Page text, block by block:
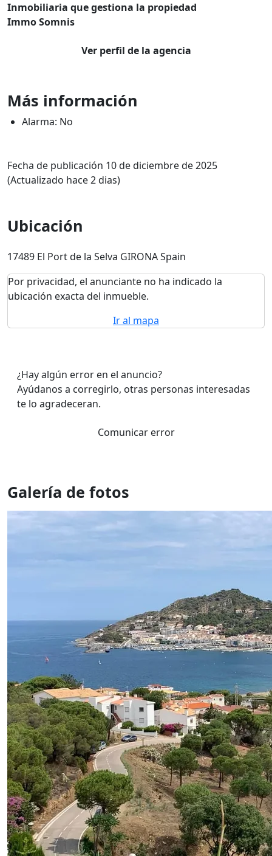
Inmobiliaria que gestiona la propiedad
Immo Somnis
Ver perfil de la agencia
Más información
Alarma: No
Fecha de publicación 10 de diciembre de 2025
(Actualizado hace 2 dias)
Ubicación
17489 El Port de la Selva GIRONA Spain
Por privacidad, el anunciante no ha indicado la
ubicación exacta del inmueble.
Ir al mapa
¿Hay algún error en el anuncio?
Ayúdanos a corregirlo, otras personas interesadas
te lo agradeceran.
Comunicar error
Galería de fotos